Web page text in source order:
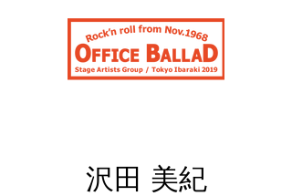
沢田 美紀